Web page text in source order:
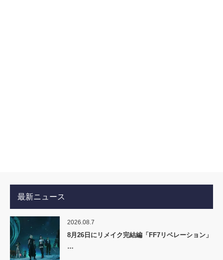
最新ニュース
2026.08.7
8月26日にリメイク完結編「FF7リベレーション」
…